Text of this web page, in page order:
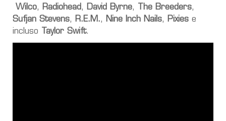
Wilco, Radiohead, David Byrne, The Breeders,
Sufjan Stevens, R.E.M., Nine Inch Nails, Pixies e
incluso
Taylor Swift.